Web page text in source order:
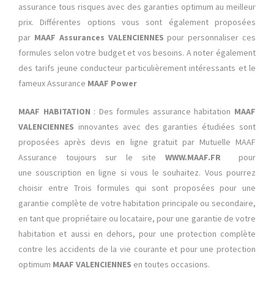
assurance tous risques avec des garanties optimum au meilleur
prix. Différentes options vous sont également proposées
par MAAF Assurances VALENCIENNES pour personnaliser ces
formules selon votre budget et vos besoins. A noter également
des tarifs jeune conducteur particulièrement intéressants et le
fameux Assurance MAAF Power
MAAF HABITATION : Des formules assurance habitation MAAF
VALENCIENNES innovantes avec des garanties étudiées sont
proposées après devis en ligne gratuit par Mutuelle MAAF
Assurance toujours sur le site WWW.MAAF.FR pour
une souscription en ligne si vous le souhaitez. Vous pourrez
choisir entre Trois formules qui sont proposées pour une
garantie complète de votre habitation principale ou secondaire,
en tant que propriétaire ou locataire, pour une garantie de votre
habitation et aussi en dehors, pour une protection complète
contre les accidents de la vie courante et pour une protection
optimum MAAF VALENCIENNES en toutes occasions.